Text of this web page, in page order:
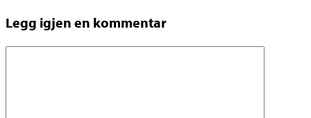
Legg igjen en kommentar